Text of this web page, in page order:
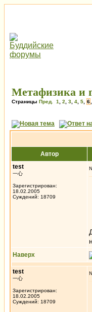
Метафизика и
Страницы Пред. 1 2 3 4 5 6
Автор
test
一心
Зарегистрирован:
18.02.2005
Суждений: 18709
Наверх
test
一心
Зарегистрирован:
18.02.2005
Суждений: 18709